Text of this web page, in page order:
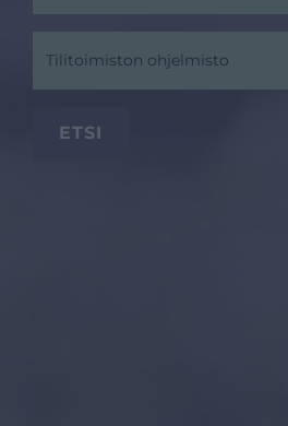
Tilitoimiston ohjelmisto